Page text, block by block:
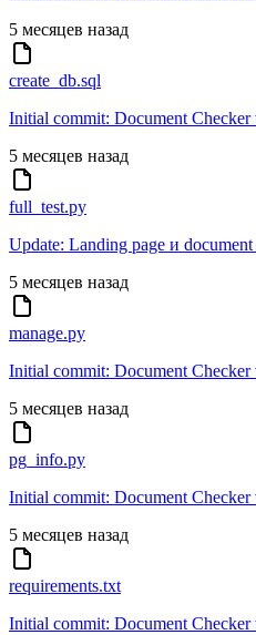
5 месяцев назад
create_db.sql
Initial commit: Document Checker
5 месяцев назад
full_test.py
Update: Landing page и
5 месяцев назад
manage.py
Initial commit: Document Checker
5 месяцев назад
pg_info.py
Initial commit: Document Checker
5 месяцев назад
requirements.txt
Initial commit: Document Checker